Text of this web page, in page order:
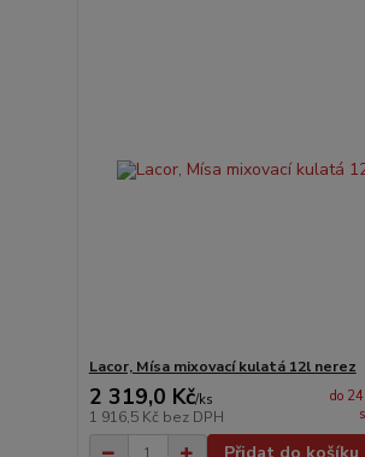
Lacor, Mísa mixovací kulatá 12l nerez
2 319,0 Kč/ks
1 916,5 Kč bez DPH
do